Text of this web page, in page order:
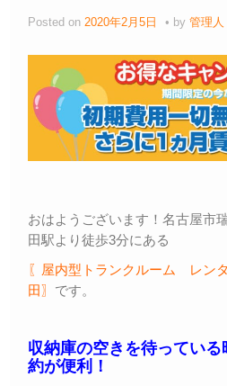
Posted on 2020年2月5日 by 管理人
おはようございます！名古屋市
田駅より徒歩3分にある
〖屋内型トランクルーム レン
田〗 です。
収納庫の空きを待ってい
約が便利！